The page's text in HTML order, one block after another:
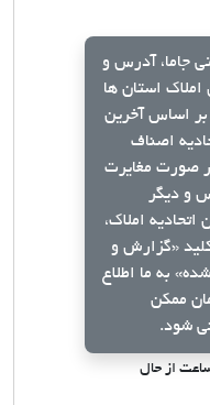
جاما، آدرس و
املاک استان ها
بر اساس آخرین
اصناف
صورت مغایرت
و دیگر
اتحادیه املاک،
«گزارش و
شده» به ما اطلاع
ممکن
شود.